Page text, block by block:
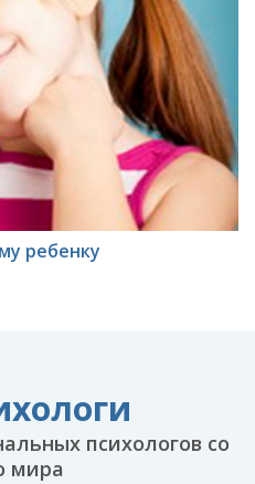
ребенку
психологов со
мира